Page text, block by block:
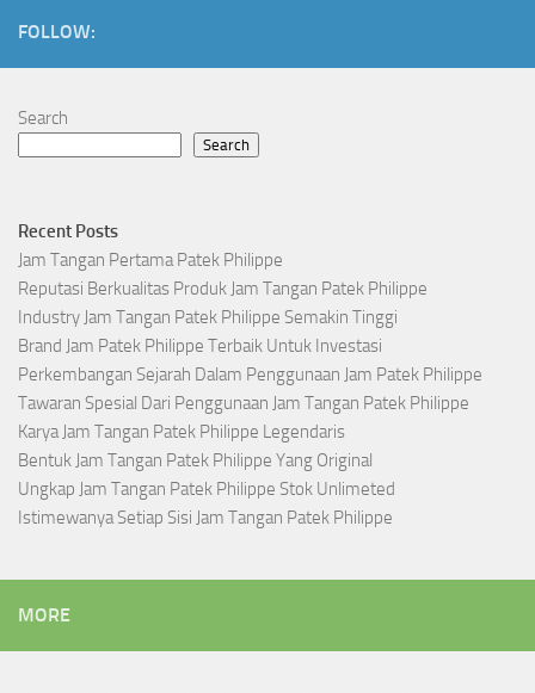
FOLLOW:
Search
Search
Recent Posts
Jam Tangan Pertama Patek Philippe
Reputasi Berkualitas Produk Jam Tangan Patek Philippe
Industry Jam Tangan Patek Philippe Semakin Tinggi
Brand Jam Patek Philippe Terbaik Untuk Investasi
Perkembangan Sejarah Dalam Penggunaan Jam Patek Philippe
Tawaran Spesial Dari Penggunaan Jam Tangan Patek Philippe
Karya Jam Tangan Patek Philippe Legendaris
Bentuk Jam Tangan Patek Philippe Yang Original
Ungkap Jam Tangan Patek Philippe Stok Unlimeted
Istimewanya Setiap Sisi Jam Tangan Patek Philippe
MORE